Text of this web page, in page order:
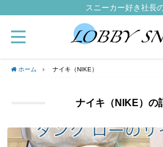
スニーカー好き社長
ホーム ナイキ（NIKE）
ナイキ（NIKE）の